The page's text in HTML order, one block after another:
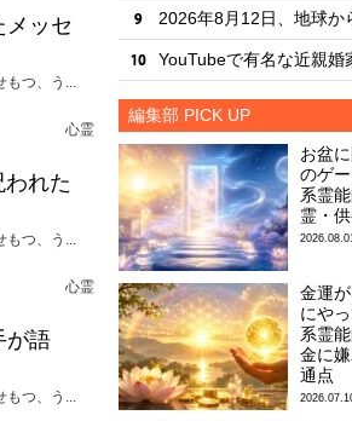
ッセ
もつ、う...
心霊
れた
もつ、う...
心霊
が語
もつ、う...
・
・
YouTubeで有名な近親婚
編集部 PICK UP
お盆
のゲ
系霊
霊・
金運
にや
系霊
金に
通点